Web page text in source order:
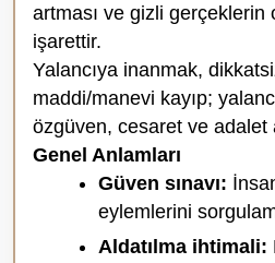
artması ve gizli gerçeklerin
işarettir.
Yalancıya inanmak,
maddi/manevi kayıp;
özgüven, cesaret ve adalet
Genel Anlamları
Güven sınavı:
eylemlerini
Aldatılma ihtimali: